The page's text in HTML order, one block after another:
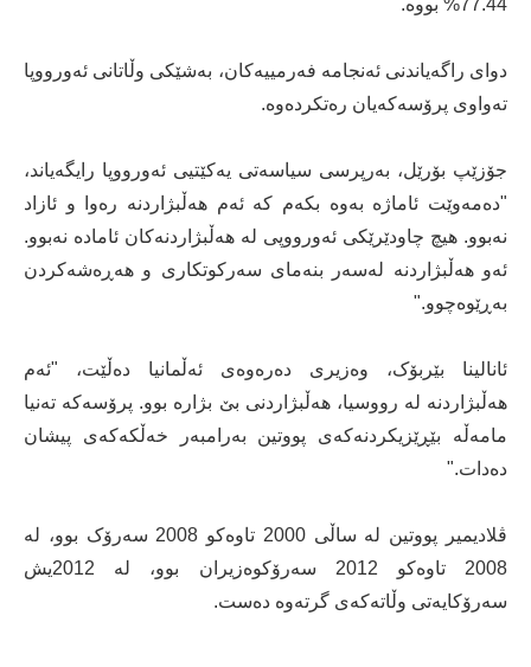
77.44% بووە.
دوای راگەیاندنی ئەنجامە فەرمییەکان، بەشێکی وڵاتانی ئەورووپا
تەواوی پرۆسەکەیان رەتکردەوە.
جۆزێپ بۆرێل، بەرپرسی سیاسەتی یەکێتیی ئەورووپا رایگەیاند،
"دەمەوێت ئاماژە بەوە بکەم کە ئەم هەڵبژاردنە رەوا و ئازاد
نەبوو. هیچ چاودێرێکی ئەورووپی لە هەڵبژاردنەکان ئامادە نەبوو.
ئەو هەڵبژاردنە لەسەر بنەمای سەرکوتکاری و هەڕەشەکردن
بەڕێوەچوو."
ئانالینا بێربۆک، وەزیری دەرەوەی ئەڵمانیا دەڵێت، "ئەم
هەڵبژاردنە لە رووسیا، هەڵبژاردنی بێ بژارە بوو. پرۆسەکە تەنیا
مامەڵە بێڕێزیکردنەکەی پووتین بەرامبەر خەڵکەکەی پیشان
دەدات."
ڤلادیمیر پووتین لە ساڵی 2000 تاوەکو 2008 سەرۆک بوو، لە
2008 تاوەکو 2012 سەرۆکوەزیران بوو، لە 2012یش
سەرۆکایەتی وڵاتەکەی گرتەوە دەست.